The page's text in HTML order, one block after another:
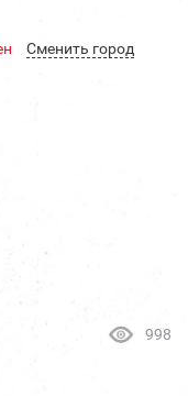
Cменить город
998